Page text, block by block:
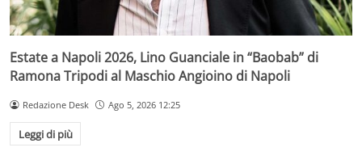
Estate a Napoli 2026, Lino Guanciale in “Baobab” di
Ramona Tripodi al Maschio Angioino di Napoli
Redazione Desk Ago 5, 2026 12:25
Leggi di più